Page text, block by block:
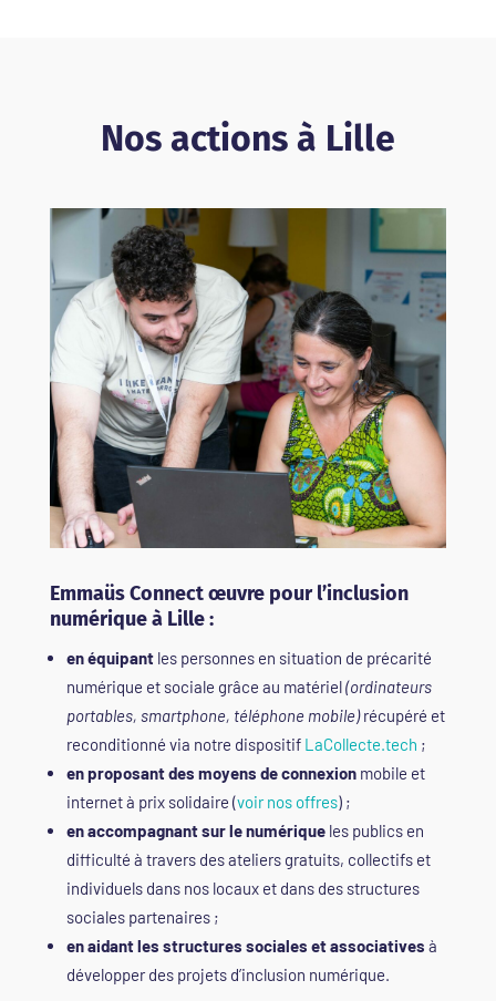
Nos actions à Lille
Emmaüs Connect œuvre pour l’inclusion
numérique à Lille :
en équipant les personnes en situation de précarité
numérique et sociale grâce au matériel(ordinateurs
portables, smartphone, téléphone mobile)récupéré et
reconditionné via notre dispositif LaCollecte.tech ;
en proposant des moyens de connexionmobile et
internet à prix solidaire (voir nos offres) ;
en accompagnant sur le numériqueles publics en
difficulté à travers des ateliers gratuits, collectifs et
individuels dans nos locaux et dans des structures
sociales partenaires ;
en aidant les structures sociales et associatives à
développer des projets d’inclusion numérique.